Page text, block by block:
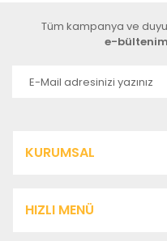
Tüm kampanya ve
e-
KURUMSAL
HIZLI MENÜ